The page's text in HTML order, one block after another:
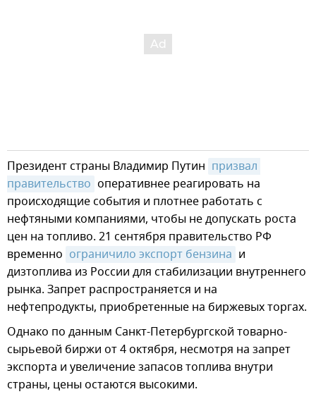
Президент страны Владимир Путин призвал
правительство оперативнее реагировать на
происходящие события и плотнее работать с
нефтяными компаниями, чтобы не допускать роста
цен на топливо. 21 сентября правительство РФ
временно ограничило экспорт бензина и
дизтоплива из России для стабилизации внутреннего
рынка. Запрет распространяется и на
нефтепродукты, приобретенные на биржевых торгах.
Однако по данным Санкт-Петербургской товарно-
сырьевой биржи от 4 октября, несмотря на запрет
экспорта и увеличение запасов топлива внутри
страны, цены остаются высокими.